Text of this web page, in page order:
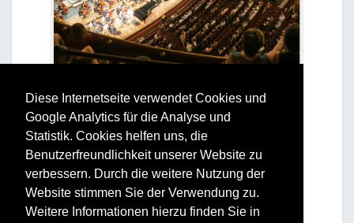
Diese Internetseite verwendet Cookies und
Google Analytics für die Analyse und
Statistik. Cookies helfen uns, die
Benutzerfreundlichkeit unserer Website zu
verbessern. Durch die weitere Nutzung der
Website stimmen Sie der Verwendung zu.
Weitere Informationen hierzu finden Sie in